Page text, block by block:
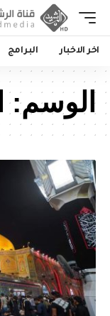
اخر الاخبار البرامج
الوسم: